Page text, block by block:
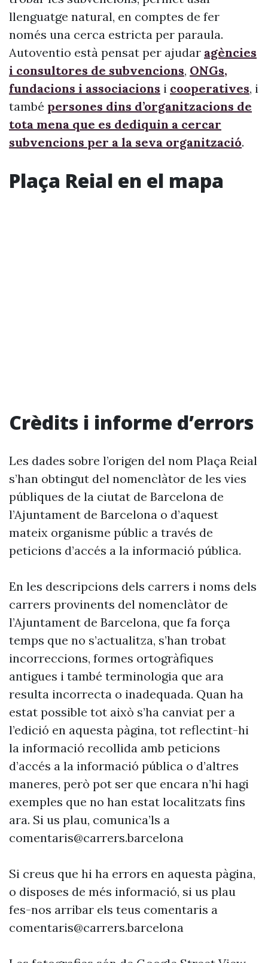
llenguatge natural, en comptes de fer
només una cerca estricta per paraula.
Autoventio està pensat per ajudar agències
i consultores de subvencions, ONGs,
fundacions i associacions i cooperatives, i
també persones dins d’organitzacions de
tota mena que es dediquin a cercar
subvencions per a la seva organització.
Plaça Reial en el mapa
Crèdits i informe d’errors
Les dades sobre l’origen del nom Plaça Reial
s’han obtingut del nomenclàtor de les vies
públiques de la ciutat de Barcelona de
l’Ajuntament de Barcelona o d’aquest
mateix organisme públic a través de
peticions d’accés a la informació pública.
En les descripcions dels carrers i noms dels
carrers provinents del nomenclàtor de
l’Ajuntament de Barcelona, que fa força
temps que no s’actualitza, s’han trobat
incorreccions, formes ortogràfiques
antigues i també terminologia que ara
resulta incorrecta o inadequada. Quan ha
estat possible tot això s’ha canviat per a
l’edició en aquesta pàgina, tot reflectint-hi
la informació recollida amb peticions
d’accés a la informació pública o d’altres
maneres, però pot ser que encara n’hi hagi
exemples que no han estat localitzats fins
ara. Si us plau, comunica’ls a
comentaris@carrers.barcelona
Si creus que hi ha errors en aquesta pàgina,
o disposes de més informació, si us plau
fes-nos arribar els teus comentaris a
comentaris@carrers.barcelona